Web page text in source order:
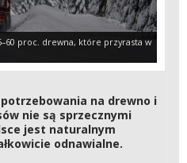
proc. drewna, które przyrasta w
na drewno i
nie są sprzecznymi
jest naturalnym
odnawialne.